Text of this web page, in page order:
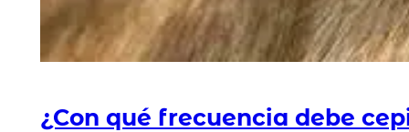
¿Con qué frecuencia debe